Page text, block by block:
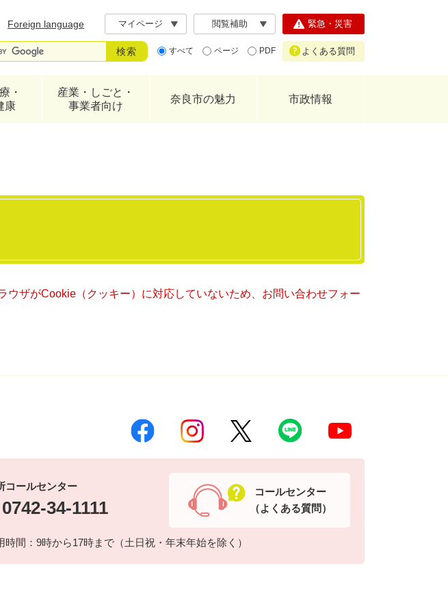
Foreign language マイページ 閲覧補助
すべて ページ PDF
緊急・災害
よくある質問
・
康
産業・しごと・
事業者向け
奈良市の魅力 市政情報
ザがCookie（クッキー）に対応していないため、お問い合わせフォー
コールセンター
0742-34-1111
時間：9時から17時まで（土日祝・年末年始を除く）
コールセンター
（よくある質問）